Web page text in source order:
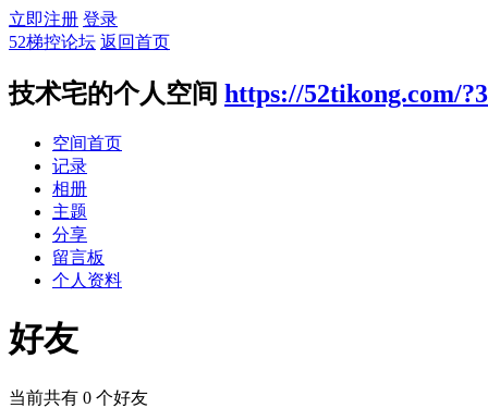
立即注册 登录
52梯控论坛 返回首页
技术宅的个人空间 https://52tikong.com/
空间首页
记录
相册
主题
分享
留言板
个人资料
好友
当前共有 0 个好友